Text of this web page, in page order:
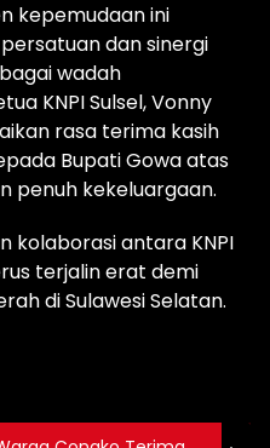
kepemudaan ini
dan sinergi
wadah
KNPI Sulsel, Vonny
rasa terima kasih
Bupati Gowa atas
penuh kekeluargaan.
kolaborasi antara KNPI
terjalin erat demi
di Sulawesi Selatan.